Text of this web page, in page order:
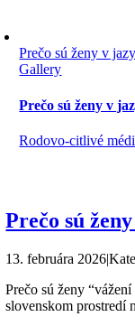
Prečo sú ženy v
Gallery
Prečo sú ženy v
Rodovo-citlivé
Prečo sú
13. februára 2026|
Prečo sú ženy
slovenskom prostredí